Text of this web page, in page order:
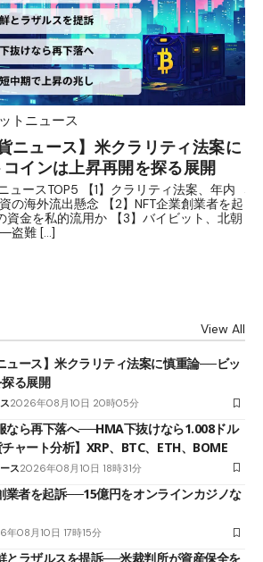
トニュース
ニュース】米クラリティ法案に
インは上昇再開を探る展開
ュースTOP5 【1】クラリティ法案、年内
の海外流出懸念 【2】NFT企業創業者を起
金を私的流用か 【3】バイビット、北朝
盗難 […]
View All
ュース】米クラリティ法案に慎重論──ビッ
る展開
2026年08月10日 20時05分
なら再下落へ──HMA下抜けなら1.008ドル
ャート分析】XRP、BTC、ETH、BOME
ス2026年08月10日 18時31分
業者を起訴──15億円をオンラインカジノな
年08月10日 17時15分
とラザルスを提訴──米裁判所が資産保全を